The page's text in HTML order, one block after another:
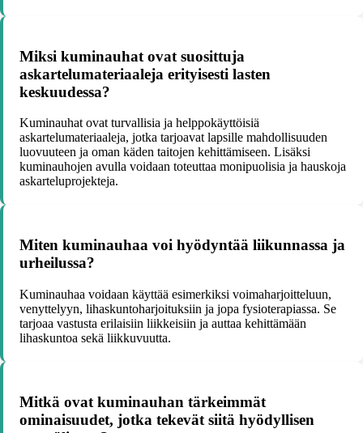
Miksi kuminauhat ovat suosittuja
askartelumateriaaleja erityisesti lasten
keskuudessa?
Kuminauhat ovat turvallisia ja helppokäyttöisiä
askartelumateriaaleja, jotka tarjoavat lapsille mahdollisuuden
luovuuteen ja oman käden taitojen kehittämiseen. Lisäksi
kuminauhojen avulla voidaan toteuttaa monipuolisia ja hauskoja
askarteluprojekteja.
Miten kuminauhaa voi hyödyntää liikunnassa ja
urheilussa?
Kuminauhaa voidaan käyttää esimerkiksi voimaharjoitteluun,
venyttelyyn, lihaskuntoharjoituksiin ja jopa fysioterapiassa. Se
tarjoaa vastusta erilaisiin liikkeisiin ja auttaa kehittämään
lihaskuntoa sekä liikkuvuutta.
Mitkä ovat kuminauhan tärkeimmät
ominaisuudet, jotka tekevät siitä hyödyllisen